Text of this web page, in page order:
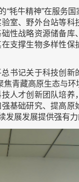
牦牛精神”在服务
室、野外台站等科
性战略资源储备库
支撑生物多样性保
书记关于科技创新
青藏高原生态与
人才创新团队培养
基础研究、提高原
展发展提供强有力